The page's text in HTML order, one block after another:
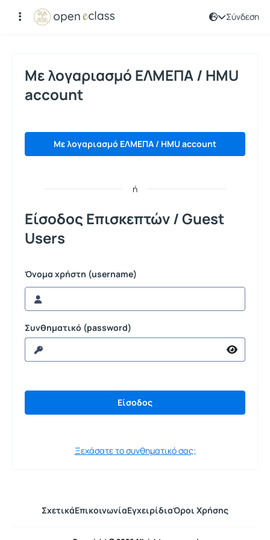
Σύνδεση
Σύνδεση
Με λογαριασμό ΕΛΜΕΠΑ / HMU
account
Με λογαριασμό ΕΛΜΕΠΑ / HMU account
ή
Είσοδος Επισκεπτών / Guest
Users
Όνομα χρήστη (username)
Συνθηματικό (password)
Ξεχάσατε το συνθηματικό σας;
ΣχετικάΕπικοινωνίαΕγχειρίδιαΌροι Χρήσης